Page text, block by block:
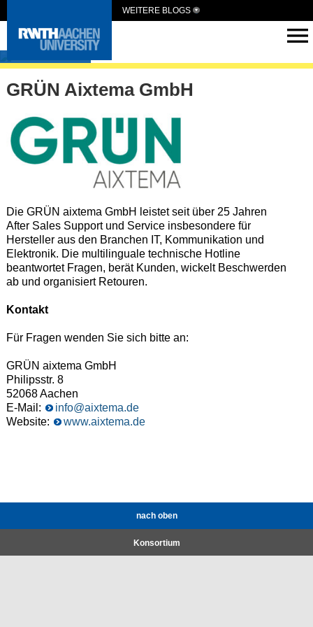
WEITERE BLOGS
HUMEUS
GRÜN Aixtema GmbH
Die GRÜN aixtema GmbH leistet seit über 25 Jahren
After Sales Support und Service insbesondere für
Hersteller aus den Branchen IT, Kommunikation und
Elektronik. Die multilinguale technische Hotline
beantwortet Fragen, berät Kunden, wickelt Beschwerden
ab und organisiert Retouren.
Kontakt
Für Fragen wenden Sie sich bitte an:
GRÜN aixtema GmbH
Philipsstr. 8
52068 Aachen
E-Mail:
info@aixtema.de
Website:
www.aixtema.de
nach oben
Konsortium